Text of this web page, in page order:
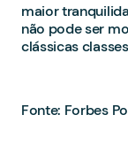
maior
não pode ser
clássicas
Fonte: Forbes